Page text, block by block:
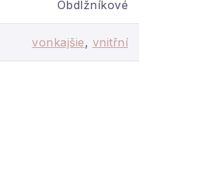
Obdlžníkové
vonkajšie, vnitřní